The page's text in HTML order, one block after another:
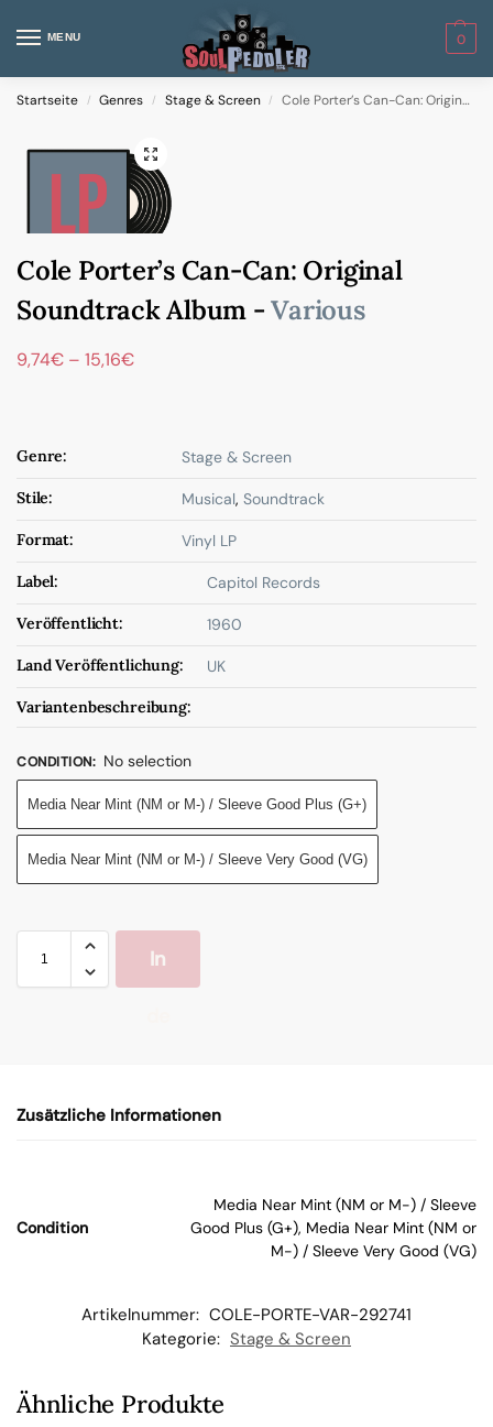
MENU 0
Startseite / Genres / Stage & Screen / Cole Porter’s Can-Can: Original Soundtrack Album
Cole Porter’s Can-Can: Original
Soundtrack Album -Various
9,74€ – 15,16€
Genre: Stage & Screen
Stile: Musical, Soundtrack
Format: Vinyl LP
Label: Capitol Records
Veröffentlicht: 1960
Land Veröffentlichung: UK
Variantenbeschreibung:
CONDITION: No selection
Media Near Mint (NM or M-) / Sleeve Good Plus (G+)
Media Near Mint (NM or M-) / Sleeve Very Good (VG)
In
W
Zusätzliche Informationen
Condition
Media Near Mint (NM or M-) / Sleeve
Good Plus (G+), Media Near Mint (NM or
M-) / Sleeve Very Good (VG)
Artikelnummer: COLE-PORTE-VAR-292741
Kategorie: Stage & Screen
Ähnliche Produkte